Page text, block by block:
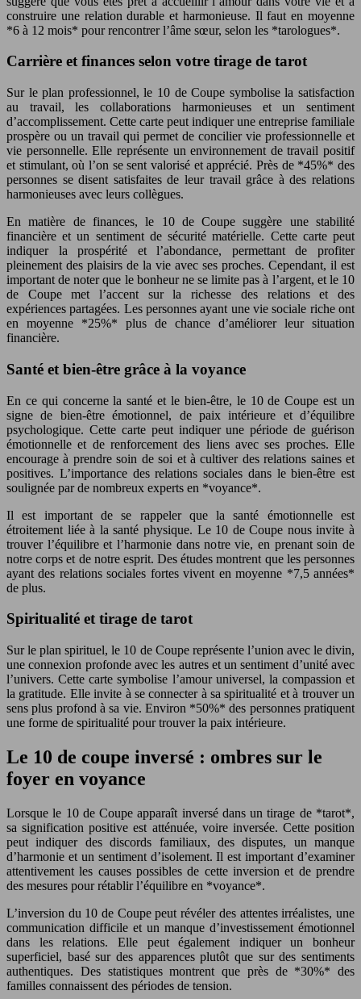
construire une relation durable et harmonieuse. Il faut en moyenne
*6 à 12 mois* pour rencontrer l’âme sœur, selon les *tarologues*.
Carrière et finances selon votre tirage de tarot
Sur le plan professionnel, le 10 de Coupe symbolise la satisfaction
au travail, les collaborations harmonieuses et un sentiment
d’accomplissement. Cette carte peut indiquer une entreprise familiale
prospère ou un travail qui permet de concilier vie professionnelle et
vie personnelle. Elle représente un environnement de travail positif
et stimulant, où l’on se sent valorisé et apprécié. Près de *45%* des
personnes se disent satisfaites de leur travail grâce à des relations
harmonieuses avec leurs collègues.
En matière de finances, le 10 de Coupe suggère une stabilité
financière et un sentiment de sécurité matérielle. Cette carte peut
indiquer la prospérité et l’abondance, permettant de profiter
pleinement des plaisirs de la vie avec ses proches. Cependant, il est
important de noter que le bonheur ne se limite pas à l’argent, et le 10
de Coupe met l’accent sur la richesse des relations et des
expériences partagées. Les personnes ayant une vie sociale riche ont
en moyenne *25%* plus de chance d’améliorer leur situation
financière.
Santé et bien-être grâce à la voyance
En ce qui concerne la santé et le bien-être, le 10 de Coupe est un
signe de bien-être émotionnel, de paix intérieure et d’équilibre
psychologique. Cette carte peut indiquer une période de guérison
émotionnelle et de renforcement des liens avec ses proches. Elle
encourage à prendre soin de soi et à cultiver des relations saines et
positives. L’importance des relations sociales dans le bien-être est
soulignée par de nombreux experts en *voyance*.
Il est important de se rappeler que la santé émotionnelle est
étroitement liée à la santé physique. Le 10 de Coupe nous invite à
trouver l’équilibre et l’harmonie dans notre vie, en prenant soin de
notre corps et de notre esprit. Des études montrent que les personnes
ayant des relations sociales fortes vivent en moyenne *7,5 années*
de plus.
Spiritualité et tirage de tarot
Sur le plan spirituel, le 10 de Coupe représente l’union avec le divin,
une connexion profonde avec les autres et un sentiment d’unité avec
l’univers. Cette carte symbolise l’amour universel, la compassion et
la gratitude. Elle invite à se connecter à sa spiritualité et à trouver un
sens plus profond à sa vie. Environ *50%* des personnes pratiquent
une forme de spiritualité pour trouver la paix intérieure.
Le 10 de coupe inversé : ombres sur le
foyer en voyance
Lorsque le 10 de Coupe apparaît inversé dans un tirage de *tarot*,
sa signification positive est atténuée, voire inversée. Cette position
peut indiquer des discords familiaux, des disputes, un manque
d’harmonie et un sentiment d’isolement. Il est important d’examiner
attentivement les causes possibles de cette inversion et de prendre
des mesures pour rétablir l’équilibre en *voyance*.
L’inversion du 10 de Coupe peut révéler des attentes irréalistes, une
communication difficile et un manque d’investissement émotionnel
dans les relations. Elle peut également indiquer un bonheur
superficiel, basé sur des apparences plutôt que sur des sentiments
authentiques. Des statistiques montrent que près de *30%* des
familles connaissent des périodes de tension.